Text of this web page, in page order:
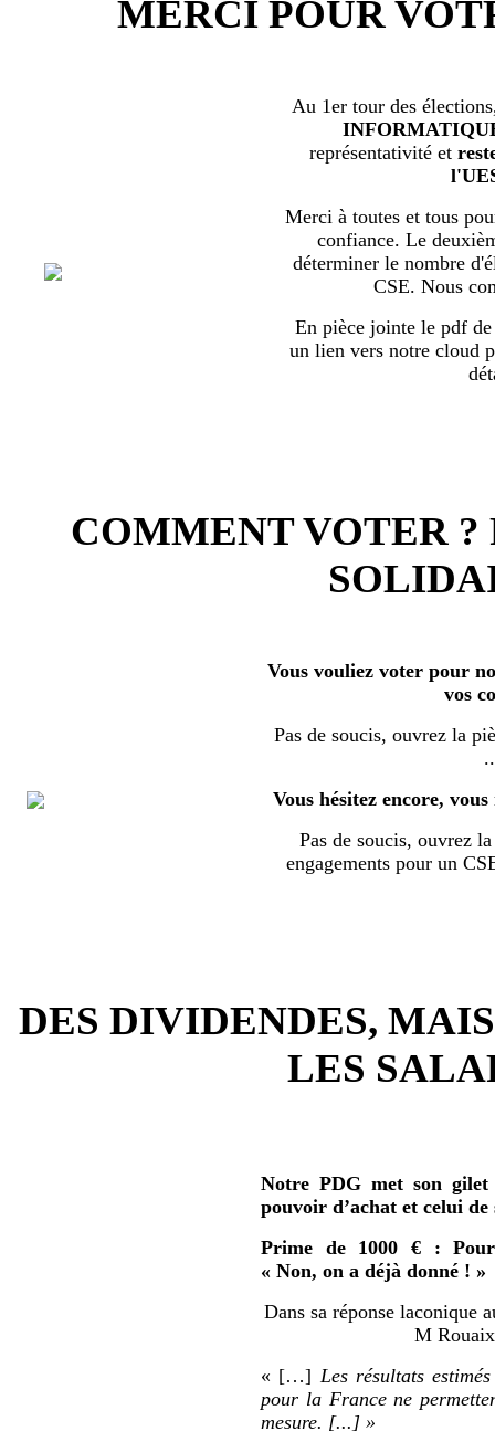
MERCI POUR
Au 1er tour des
représentativité et
Merci à toutes et tous
confiance. Le
déterminer le nombre
CSE. Nous
En pièce jointe le pdf de
un lien vers notre cloud
COMMENT VOTER ?
Vous vouliez voter pour
vos
Pas de soucis, ouvrez la
Vous hésitez encore,
Pas de soucis, ouvrez
engagements pour un
DES DIVIDENDES,
LES
Notre PDG met son
pouvoir d’achat et celui de
Prime de 1000 € :
« Non, on a déjà donné ! »
Dans sa réponse laconique
M
« […] Les résultats
pour la France ne
mesure. [...] »